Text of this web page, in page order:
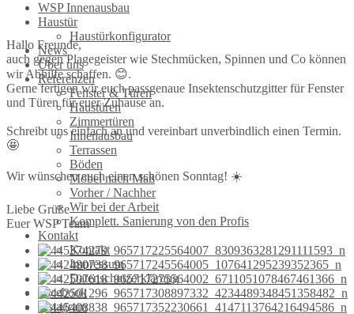
WSP Innenausbau
Haustür
Haustürkonfigurator
News
Über uns
Referenzen
Fenster & Türen
Haustüren
Zimmertüren
Innenausbau
Terrassen
Böden
Möbel nach Maß
Vorher / Nachher
Wir bei der Arbeit
Komplett. Sanierung von den Profis
Kontakt
Kontakt
Impressum
Datenschutzerklärung
Facebook
Instagram
Hallo Freunde,
auch gegen Plagegeister wie Stechmücken, Spinnen und Co können
wir Abhilfe schaffen. 😊.
Gerne fertigen wir euch passgenaue Insektenschutzgitter für Fenster
und Türen für euer Zuhause an.
Schreibt uns einfach an und vereinbart unverbindlich einen Termin.
🤩
Wir wünschen euch einen schönen Sonntag! ☀️
Liebe Grüße
Euer WSP Team